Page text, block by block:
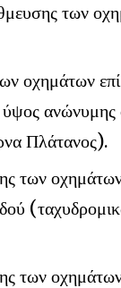
των
οχημάτων
Πλάτανος).
των
των